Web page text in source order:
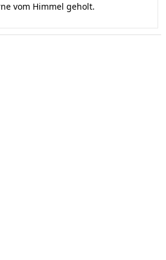
vom Himmel geholt.